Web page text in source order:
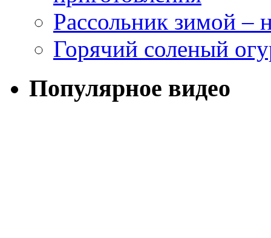
Рассольник зимой –
Горячий соленый
Популярное видео